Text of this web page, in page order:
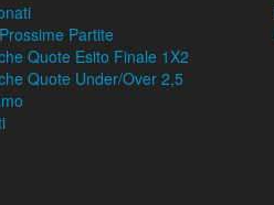
Partite
Quote Esito Finale 1X2
Quote Under/Over 2,5